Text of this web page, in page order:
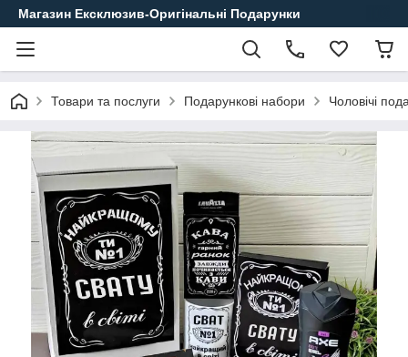
Магазин Ексклюзив-Оригінальні Подарунки
Товари та послуги Подарункові набори Чоловічі